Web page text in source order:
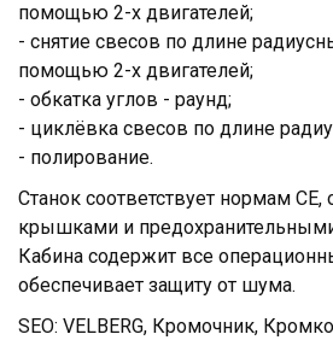
помощью 2-х двигателей;
- снятие свесов по длине
помощью 2-х двигателей;
- обкатка углов - раунд;
- циклёвка свесов по длине
- полирование.
Станок соответствует нормам CE,
крышками и
Кабина содержит все
обеспечивает защиту от шума.
SEO: VELBERG, Кромочник,